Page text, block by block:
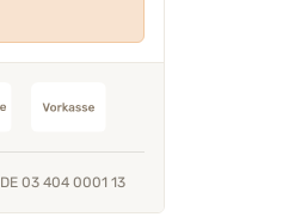
DE 03 404 0001 13